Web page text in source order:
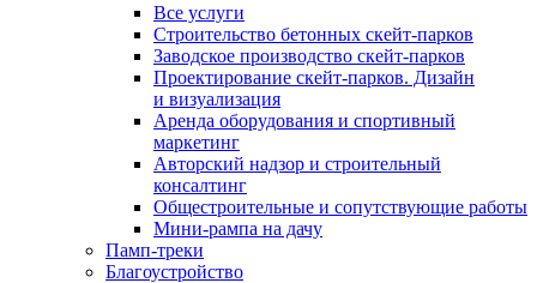
Все услуги
Строительство бетонных скейт-парков
Заводское производство скейт-парков
Проектирование скейт-парков. Дизайн
и визуализация
Аренда оборудования и спортивный
маркетинг
Авторский надзор и строительный
консалтинг
Общестроительные и сопутствующие работы
Мини-рампа на дачу
Памп‑треки
Благоустройство